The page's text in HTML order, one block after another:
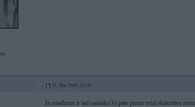
31. Mar 2009, 15:47
Ja smadzene ir tad sanaaks!Jo pats pirmo reizi skakotites